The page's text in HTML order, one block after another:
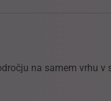
na samem vrhu v